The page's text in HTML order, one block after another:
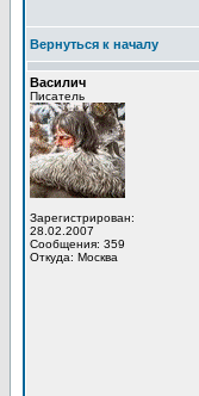
Вернуться к началу
Василич
Писатель
Зарегистрирован:
28.02.2007
Сообщения: 359
Откуда: Москва